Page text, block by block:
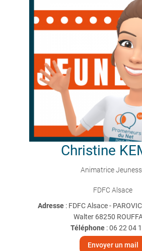
Christine
Animatrice
FDFC Alsace
Adresse : FDFC Alsace -
Walter 68250
Téléphone:06 22 04
Envoyer un mail